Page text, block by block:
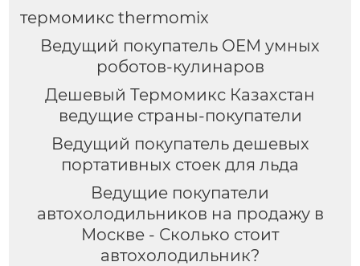
термомикс thermomix
Ведущий покупатель OEM умных
роботов-кулинаров
Дешевый Термомикс Казахстан
ведущие страны-покупатели
Ведущий покупатель дешевых
портативных стоек для льда
Ведущие покупатели
автохолодильников на продажу в
Москве - Сколько стоит
автохолодильник?